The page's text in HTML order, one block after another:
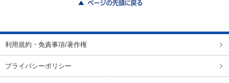
利用規約・免責事項/著作権
プライバシーポリシー